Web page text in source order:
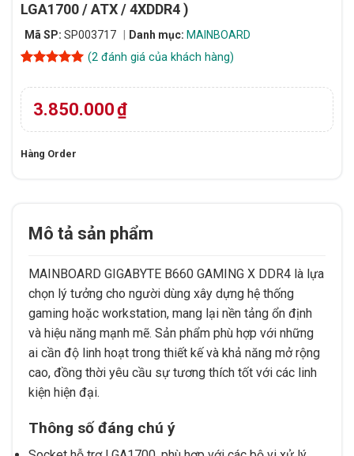
LGA1700 / ATX / 4XDDR4 )
Mã SP: SP003717 Danh mục: MAINBOARD
dựa trên
đánh giá
(2đánh giá của khách hàng)
3.850.000₫
Hàng Order
Mô tả sản phẩm
MAINBOARD GIGABYTE B660 GAMING X DDR4 là lựa
chọn lý tưởng cho người dùng xây dựng hệ thống
gaming hoặc workstation, mang lại nền tảng ổn định
và hiệu năng mạnh mẽ. Sản phẩm phù hợp với những
ai cần độ linh hoạt trong thiết kế và khả năng mở rộng
cao, đồng thời yêu cầu sự tương thích tốt với các linh
kiện hiện đại.
Thông số đáng chú ý